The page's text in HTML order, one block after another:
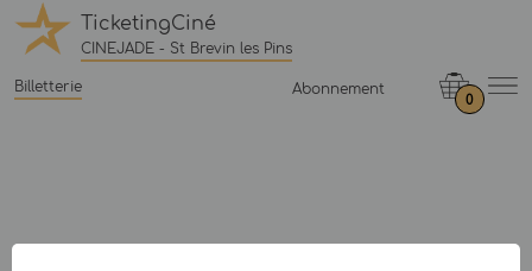
TicketingCiné
CINEJADE - St Brevin les Pins
Billetterie Abonnement
0